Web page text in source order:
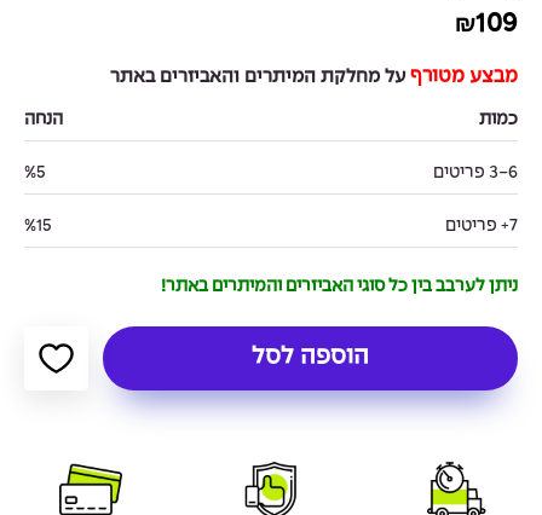
₪109
מבצע מטורף על מחלקת המיתרים והאביזרים באתר
כמות הנחה
3-6 פריטים %5
7+ פריטים %15
ניתן לערבב בין כל סוגי האביזרים והמיתרים באתר!
הוספה לסל